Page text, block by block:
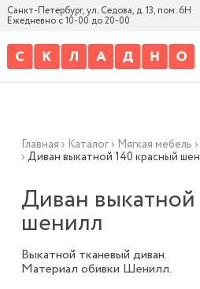
Санкт-Петербург, ул. Седова, д. 13, пом. 6Н
Ежедневно с 10-00 до 20-00
Главная › Каталог› Мягкая мебель ›
› Диван выкатной 140 красный
Диван
шенилл
Выкатной тканевый диван.
Материал обивки Шенилл.